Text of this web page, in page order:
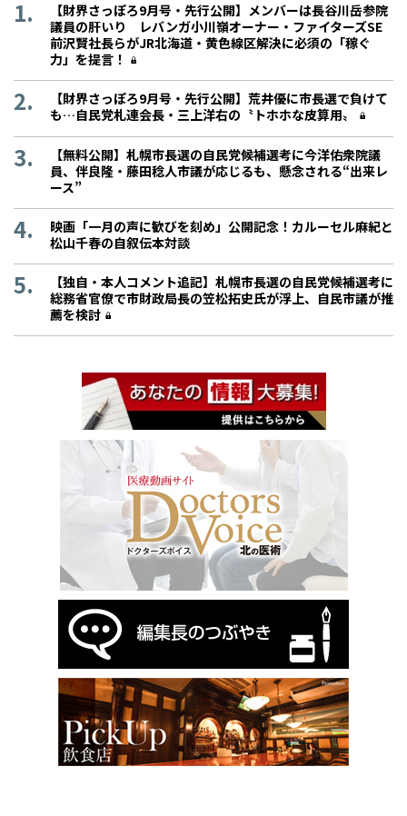
【財界さっぽろ9月号・先行公開】メンバーは長谷川岳参院
議員の肝いり レバンガ小川嶺オーナー・ファイターズSE
前沢賢社長らがJR北海道・黄色線区解決に必須の「稼ぐ
力」を提言！
【財界さっぽろ9月号・先行公開】荒井優に市長選で負けて
も…自民党札連会長・三上洋右の〝トホホな皮算用〟
【無料公開】札幌市長選の自民党候補選考に今洋佑衆院議
員、伴良隆・藤田稔人市議が応じるも、懸念される“出来レ
ース”
映画「一月の声に歓びを刻め」公開記念！カルーセル麻紀と
松山千春の自叙伝本対談
【独自・本人コメント追記】札幌市長選の自民党候補選考に
総務省官僚で市財政局長の笠松拓史氏が浮上、自民市議が推
薦を検討